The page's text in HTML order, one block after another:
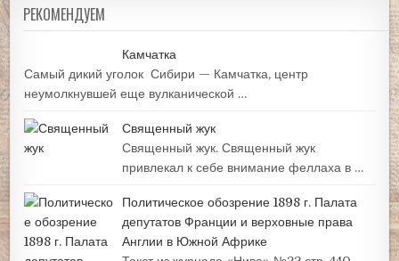
РЕКОМЕНДУЕМ
Камчатка
Самый дикий уголок Сибири — Камчатка, центр
неумолкнувшей еще вулканической …
Священный жук
Священный жук. Священный жук
привлекал к себе внимание феллаха в …
Политическое обозрение 1898 г. Палата
депутатов Франции и верховные права
Англии в Южной Африке